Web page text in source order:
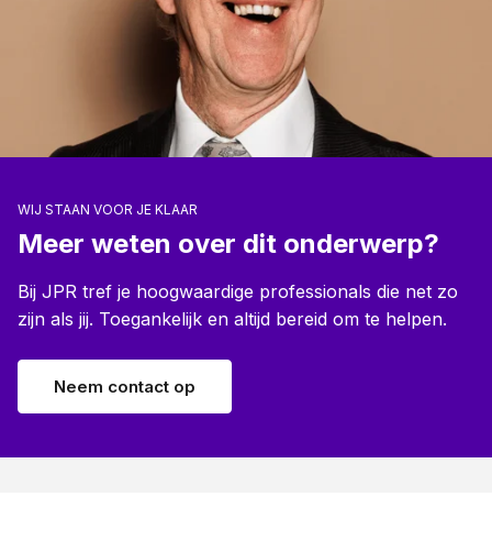
WIJ STAAN VOOR JE KLAAR
Meer weten over dit onderwerp?
Bij JPR tref je hoogwaardige professionals die net zo
zijn als jij. Toegankelijk en altijd bereid om te helpen.
Neem contact op